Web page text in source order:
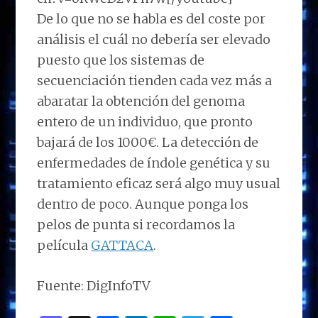
De lo que no se habla es del coste por
análisis el cuál no debería ser elevado
puesto que los sistemas de
secuenciación tienden cada vez más a
abaratar la obtención del genoma
entero de un individuo, que pronto
bajará de los 1000€. La detección de
enfermedades de índole genética y su
tratamiento eficaz será algo muy usual
dentro de poco. Aunque ponga los
pelos de punta si recordamos la
película GATTACA.
Fuente: DigInfoTV